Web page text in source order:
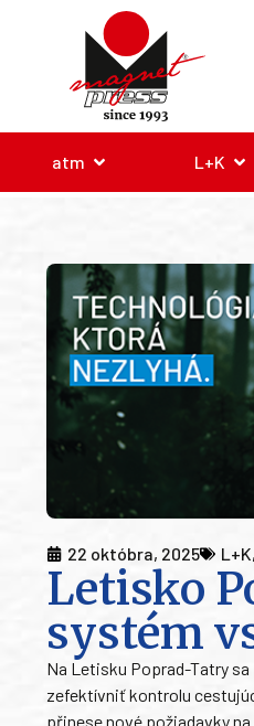
atm L+K
22 októbra, 2025 L+K,
Letisko
systém
Na Letisku Poprad-Tatry
zefektívniť kontrolu
přinese nové požiadavky